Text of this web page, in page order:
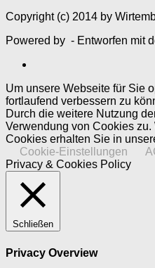
Copyright (c) 2014 by
Powered by - Entworfen mit
Um unsere Webseite für Sie
fortlaufend verbessern zu
Durch die weitere Nutzung
Verwendung von Cookies
Cookies erhalten Sie in
Cookie-Einstellungen
Privacy & Cookies Policy
Schließen
Privacy Overview